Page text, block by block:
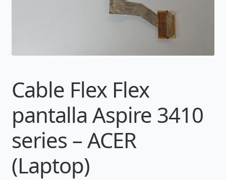
Cable Flex Flex
pantalla Aspire 3410
series – ACER
(Laptop)